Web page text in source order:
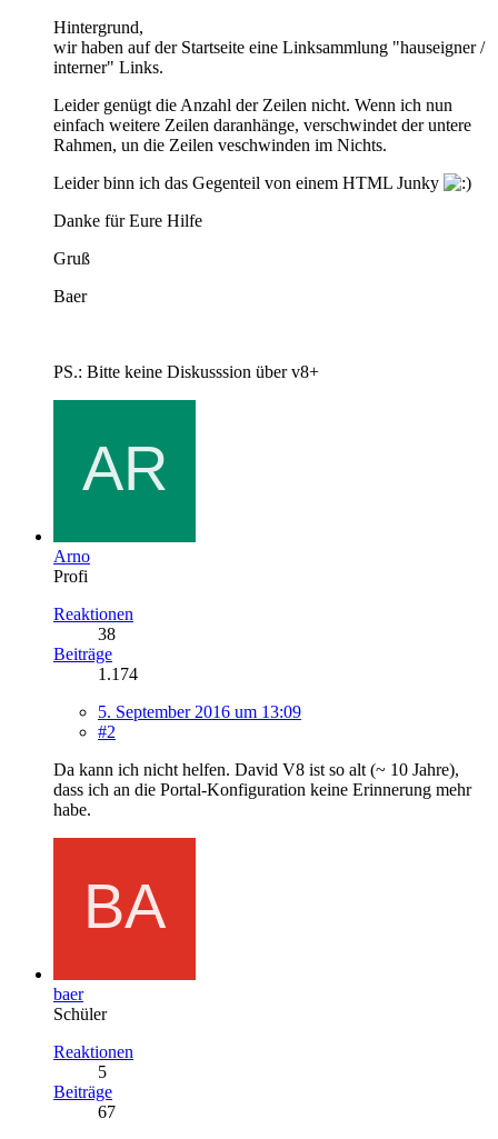
Hintergrund,
wir haben auf der Startseite eine Linksammlung "hauseigner /
interner" Links.
Leider genügt die Anzahl der Zeilen nicht. Wenn ich nun
einfach weitere Zeilen daranhänge, verschwindet der untere
Rahmen, un die Zeilen veschwinden im Nichts.
Leider binn ich das Gegenteil von einem HTML Junky
Danke für Eure Hilfe
Gruß
Baer
PS.: Bitte keine Diskusssion über v8+
Arno
Profi
Reaktionen
38
Beiträge
1.174
5. September 2016 um 13:09
#2
Da kann ich nicht helfen. David V8 ist so alt (~ 10 Jahre),
dass ich an die Portal-Konfiguration keine Erinnerung mehr
habe.
baer
Schüler
Reaktionen
5
Beiträge
67